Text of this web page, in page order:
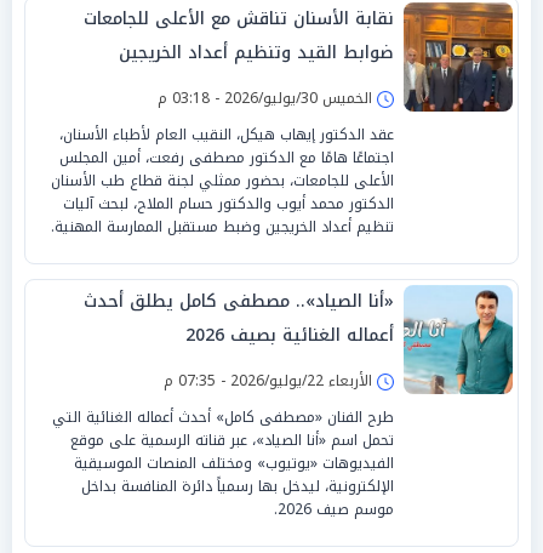
نقابة الأسنان تناقش مع الأعلى للجامعات
ضوابط القيد وتنظيم أعداد الخريجين
الخميس 30/يوليو/2026 - 03:18 م
عقد الدكتور إيهاب هيكل، النقيب العام لأطباء الأسنان،
اجتماعًا هامًا مع الدكتور مصطفى رفعت، أمين المجلس
الأعلى للجامعات، بحضور ممثلي لجنة قطاع طب الأسنان
الدكتور محمد أيوب والدكتور حسام الملاح، لبحث آليات
تنظيم أعداد الخريجين وضبط مستقبل الممارسة المهنية.
«أنا الصياد».. مصطفى كامل يطلق أحدث
أعماله الغنائية بصيف 2026
الأربعاء 22/يوليو/2026 - 07:35 م
طرح الفنان «مصطفى كامل» أحدث أعماله الغنائية التي
تحمل اسم «أنا الصياد»، عبر قناته الرسمية على موقع
الفيديوهات «يوتيوب» ومختلف المنصات الموسيقية
الإلكترونية، ليدخل بها رسمياً دائرة المنافسة بداخل
موسم صيف 2026.